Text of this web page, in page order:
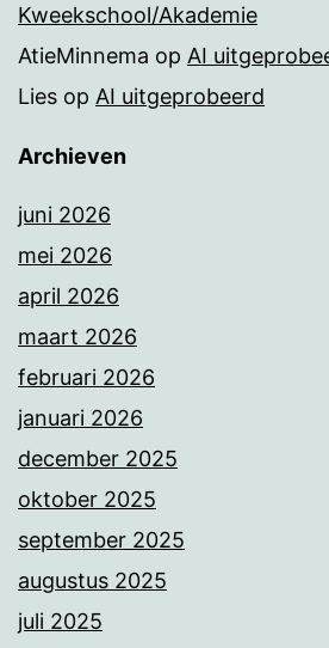
Kweekschool/Akademie
AtieMinnema op AI
Lies op AI uitgeprobeerd
Archieven
juni 2026
mei 2026
april 2026
maart 2026
februari 2026
januari 2026
december 2025
oktober 2025
september 2025
augustus 2025
juli 2025